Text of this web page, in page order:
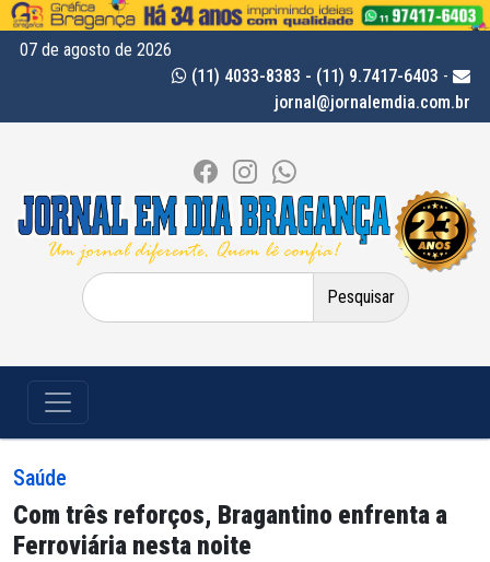
07 de agosto de 2026
(11) 4033-8383 - (11) 9.7417-6403 -
jornal@jornalemdia.com.br
Pesquisar
por:
Saúde
Com três reforços, Bragantino enfrenta a
Ferroviária nesta noite